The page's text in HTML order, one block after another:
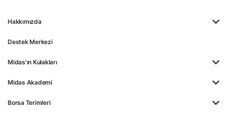
Hakkımızda
Destek Merkezi
Midas'ın Kulakları
Midas Akademi
Borsa Terimleri